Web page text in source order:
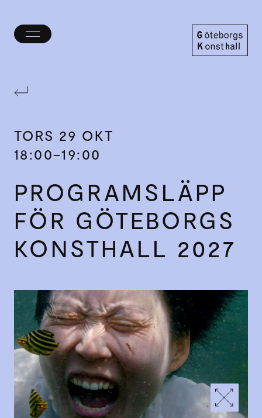
Öppna/stäng
TORS 29 OKT
18:00–19:00
PROGRAM­SLÄPP
FÖR GÖTEBORGS
KONSTHALL 2027